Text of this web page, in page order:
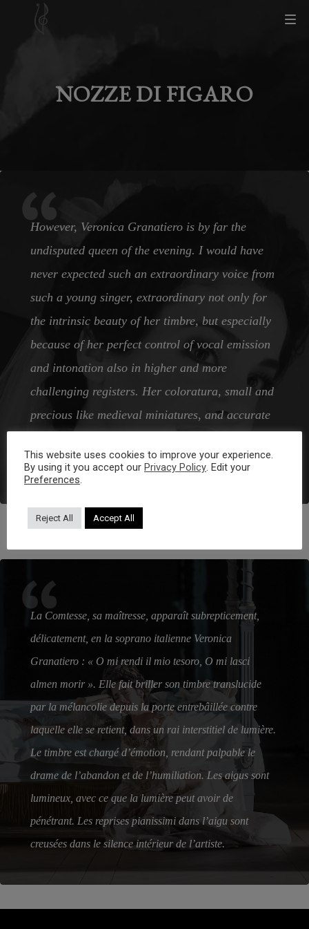
NOZZE DI FIGARO
However, Veronica Granatiero is by far the
undisputed queen of the evening. I would have
never expected such an extraordinary voice from
such a young singer, extraordinary not only for
the intrinsic beauty of her timbre, but especially
because of her perfect control of vocal emission
and intonation also in higher and more
challenging registers. Her coloratura, small and
precious like medieval miniatures, and accurate
within the show.
La Comtesse, sa maîtresse, apparaît subrepticement,
délicatement, en la soprano italienne Veronica
Granatiero : « O mi rendi il mio tesoro, O mi lasci
almen morir ». Elle fait briller son timbre translucide
par la mélancolie depuis la porte entrebâillée contre
laquelle elle se retient, dans un rai interstitiel de lumière.
Le timbre est chargé d’émotion, rendant palpable le
drame de l’abandon et de l’humiliation. Les aigus sont
lumineux, avec ce que la lumière peut avoir de
pénétrant. Les reprises pianissimi dans l’aigu sont
creusées dans le silence intérieur de l’artiste.
This website uses cookies to improve your experience.
By using it you accept our Privacy Policy. Edit your
Preferences.
Reject All Accept All